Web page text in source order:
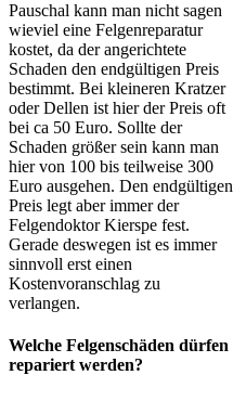
Pauschal kann man nicht sagen
wieviel eine Felgenreparatur
kostet, da der angerichtete
Schaden den endgültigen Preis
bestimmt. Bei kleineren Kratzer
oder Dellen ist hier der Preis oft
bei ca 50 Euro. Sollte der
Schaden größer sein kann man
hier von 100 bis teilweise 300
Euro ausgehen. Den endgültigen
Preis legt aber immer der
Felgendoktor Kierspe fest.
Gerade deswegen ist es immer
sinnvoll erst einen
Kostenvoranschlag zu
verlangen.
Welche Felgenschäden dürfen
repariert werden?